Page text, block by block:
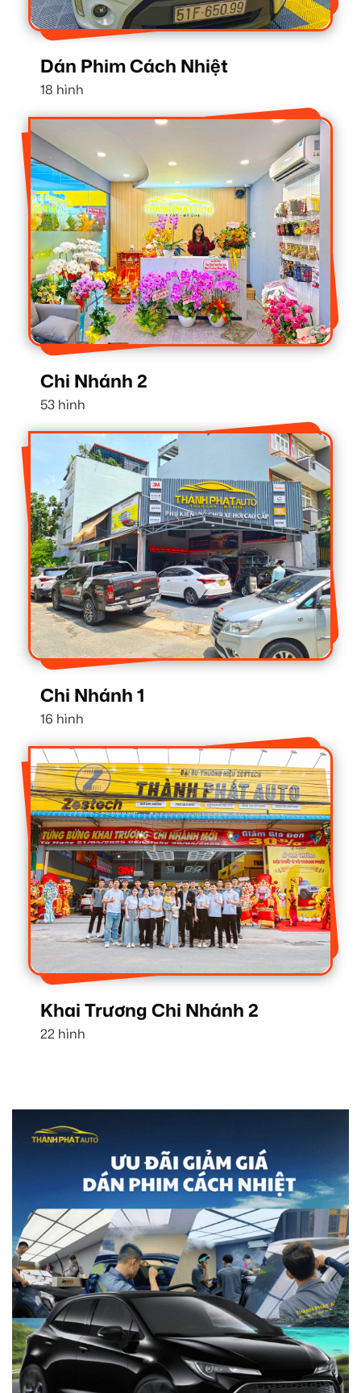
Dán Phim Cách Nhiệt
18 hình
Chi Nhánh 2
53 hình
Chi Nhánh 1
16 hình
Khai Trương Chi Nhánh 2
22 hình